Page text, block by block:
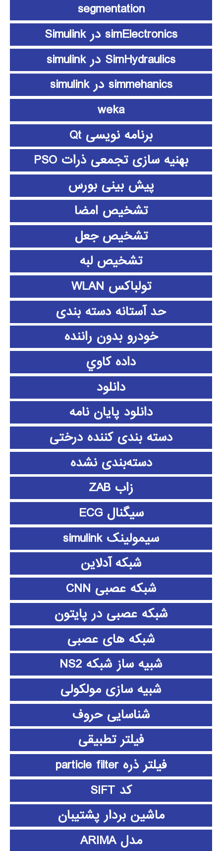
segmentation
simElectronics در Simulink
SimHydraulics در simulink
simmehanics در simulink
weka
برنامه نویسی Qt
بهنیه سازی تجمعی ذرات PSO
پیش بینی بورس
تشخیص امضا
تشخیص جعل
تشخیص لبه
تولباکس WLAN
حد آستانه دسته بندی
خودرو بدون راننده
داده كاوي
دانلود
دانلود پايان نامه
دسته بندی کننده درختی
دسته‌بندی نشده
زاب ZAB
سیگنال ECG
سیمولینک simulink
شبکه آدلاین
شبکه عصبی CNN
شبکه عصبی در پایتون
شبکه های عصبی
شبیه ساز شبکه NS2
شبیه سازی مولکولی
شناسایی حروف
فیلتر تطبیقی
فیلتر ذره particle filter
کد SIFT
ماشین بردار پشتیبان
مدل ARIMA